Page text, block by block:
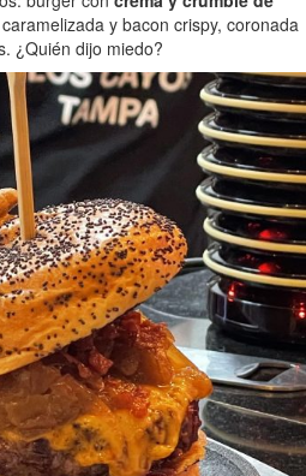
y bacon crispy, coronada
¿Quién dijo miedo?